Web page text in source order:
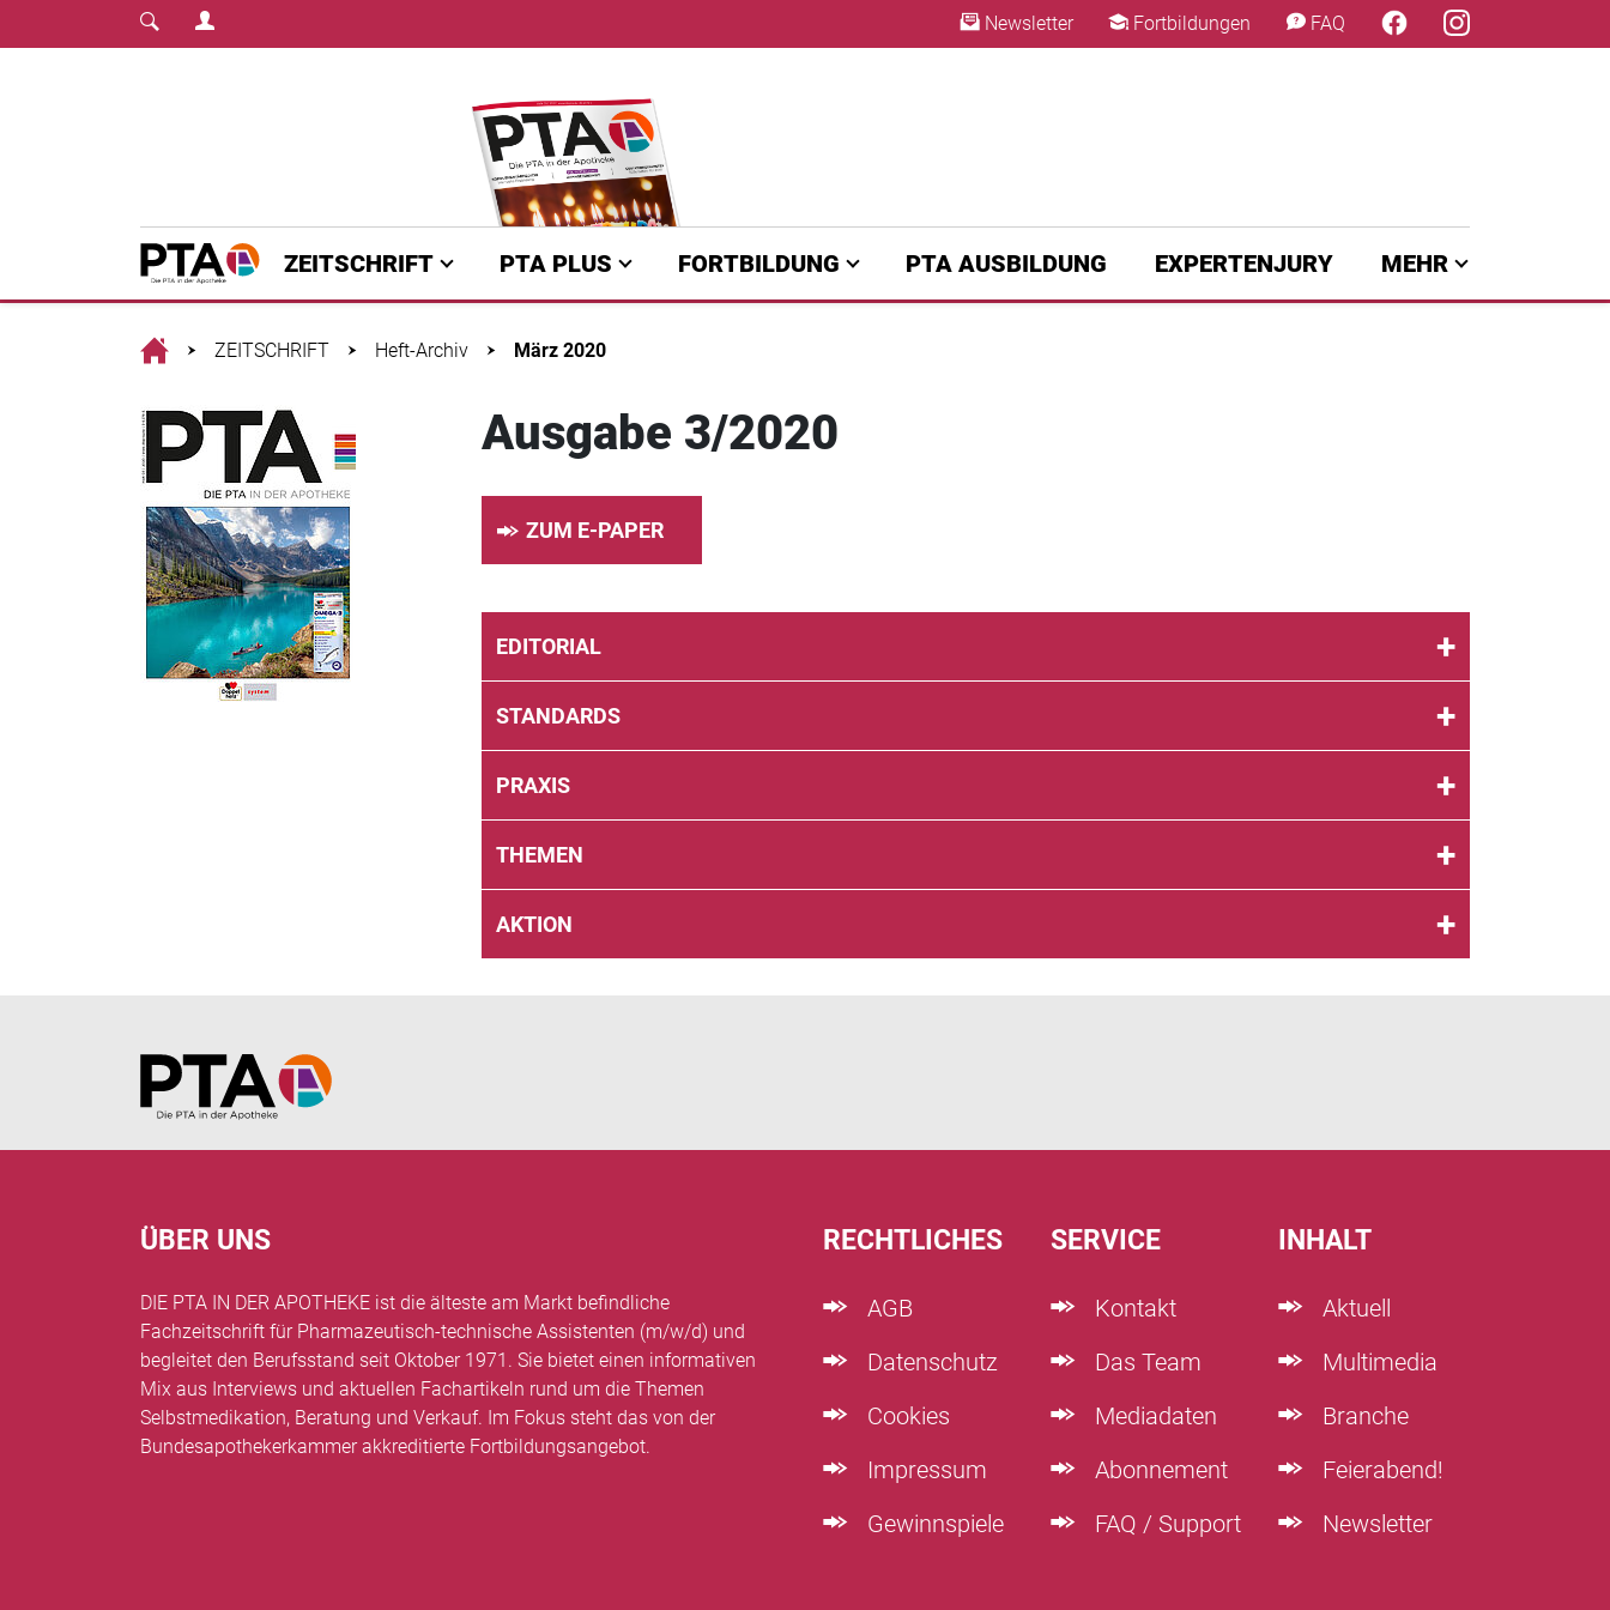
Login Menu Newsletter Fortbildungen FAQ
Home
ZEITSCHRIFT PTA PLUS FORTBILDUNG PTA AUSBILDUNG EXPERTENJURY MEHR
HomeZEITSCHRIFT Heft-Archiv März 2020
Ausgabe 3/2020
ZUM E-PAPER
EDITORIAL
STANDARDS
PRAXIS
THEMEN
AKTION
Home
ÜBER UNS
DIE PTA IN DER APOTHEKE ist die älteste am Markt befindliche
Fachzeitschrift für Pharmazeutisch-technische Assistenten (m/w/d) und
begleitet den Berufsstand seit Oktober 1971. Sie bietet einen informativen
Mix aus Interviews und aktuellen Fachartikeln rund um die Themen
Selbstmedikation, Beratung und Verkauf. Im Fokus steht das von der
Bundesapothekerkammer akkreditierte Fortbildungsangebot.
RECHTLICHES
AGB
Datenschutz
Cookies
Impressum
Gewinnspiele
SERVICE
Kontakt
Das Team
Mediadaten
Abonnement
FAQ / Support
INHALT
Aktuell
Multimedia
Branche
Feierabend!
Newsletter
×